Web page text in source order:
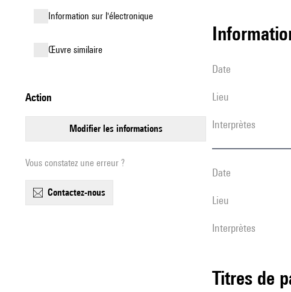
Information sur l'électronique
œuvre similaire
action
modifier les informations
Vous constatez une erreur ?
contactez-nous
date
lieu
interprètes
date
lieu
interprètes
Titres de